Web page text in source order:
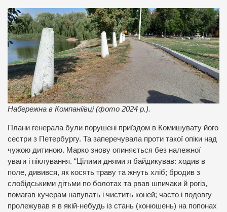
Набережна в Компаніївці (фото 2024 р.).
Плани генерала були порушені приїздом в Комишувату його
сестри з Петербургу. Та заперечувала проти такої опіки над
чужою дитиною. Марко знову опиняється без належної
уваги і піклування. “Цілими днями я байдикував: ходив в
поле, дивився, як косять траву та жнуть хліб; бродив з
слобідськими дітьми по болотах та рвав шпичаки й рогіз,
помагав кучерам напувать і чистить коней; часто і подовгу
пролежував я в якій-небудь із стань (конюшень) на попонах